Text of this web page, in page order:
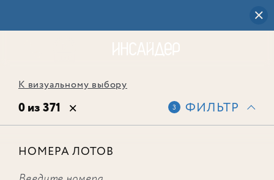
К визуальному выбору
0 из 371 3 ФИЛЬТР
НОМЕРА ЛОТОВ